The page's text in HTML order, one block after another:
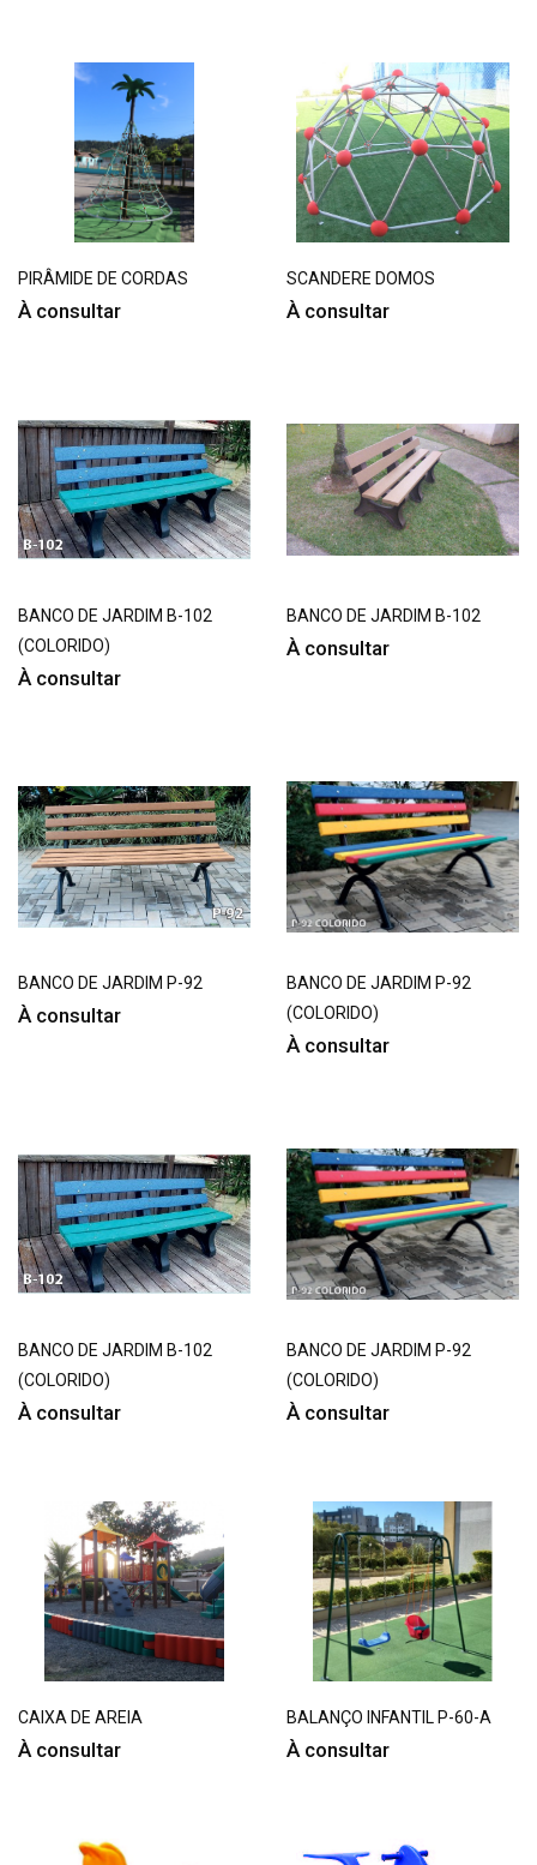
PIRÂMIDE DE CORDAS
À consultar
SCANDERE DOMOS
À consultar
BANCO DE JARDIM B-102
(COLORIDO)
À consultar
BANCO DE JARDIM B-102
À consultar
BANCO DE JARDIM P-92
À consultar
BANCO DE JARDIM P-92
(COLORIDO)
À consultar
BANCO DE JARDIM B-102
(COLORIDO)
À consultar
BANCO DE JARDIM P-92
(COLORIDO)
À consultar
CAIXA DE AREIA
À consultar
BALANÇO INFANTIL P-60-A
À consultar